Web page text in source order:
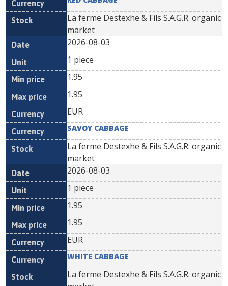
La ferme Destexhe & Fils S.A.G.R. organic
market
2026-08-03
1 piece
1.95
1.95
EUR
SAVOY CABBAGE
La ferme Destexhe & Fils S.A.G.R. organic
market
2026-08-03
1 piece
1.95
1.95
EUR
WHITE CABBAGE
La ferme Destexhe & Fils S.A.G.R. organic